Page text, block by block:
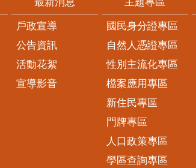
戶政宣導
公告資訊
活動花絮
宣導影音
國民身分證專區
自然人憑證專區
性別主流化專區
檔案應用專區
新住民專區
門牌專區
人口政策專區
學區查詢專區